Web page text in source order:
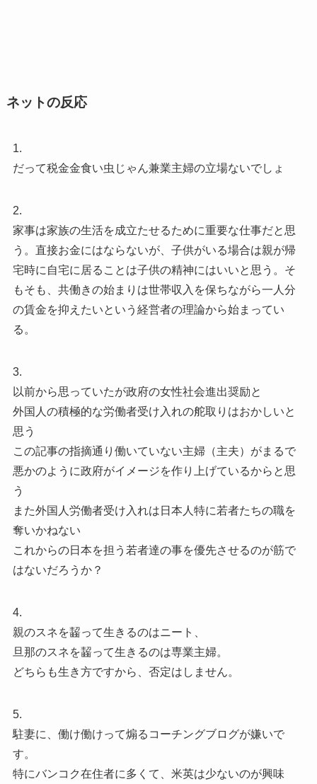
ネットの反応
1.
だって税金金食い虫じゃん兼業主婦の立場ないでしょ
2.
家事は家族の生活を成立たせるために重要な仕事だと思
う。直接お金にはならないが、子供がいる場合は親が帰
宅時に自宅に居ることは子供の精神にはいいと思う。そ
もそも、共働きの始まりは世帯収入を保ちながら一人分
の賃金を抑えたいという経営者の理論から始まってい
る。
3.
以前から思っていたが政府の女性社会進出奨励と
外国人の積極的な労働者受け入れの舵取りはおかしいと
思う
この記事の指摘通り働いていない主婦（主夫）がまるで
悪かのように政府がイメージを作り上げているからと思
う
また外国人労働者受け入れは日本人特に若者たちの職を
奪いかねない
これからの日本を担う若者達の事を優先させるのが筋で
はないだろうか？
4.
親のスネを齧って生きるのはニート、
旦那のスネを齧って生きるのは専業主婦。
どちらも生き方ですから、否定はしません。
5.
駐妻に、働け働けって煽るコーチングブログが嫌いで
す。
特にバンコク在住者に多くて、米英は少ないのが興味